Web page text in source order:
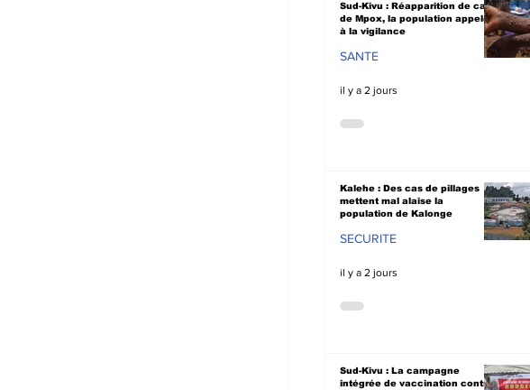
Sud-Kivu : Réapparition de cas
de Mpox, la population appelée
à la vigilance
SANTE
il y a 2 jours
Kalehe : Des cas de pillages
mettent mal alaise la
population de Kalonge
SECURITE
il y a 2 jours
Sud-Kivu : La campagne
intégrée de vaccination contre